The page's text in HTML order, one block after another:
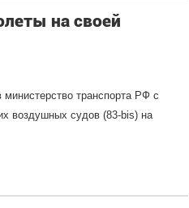
на своей
транспорта РФ с
воздушных судов (83-bis) на